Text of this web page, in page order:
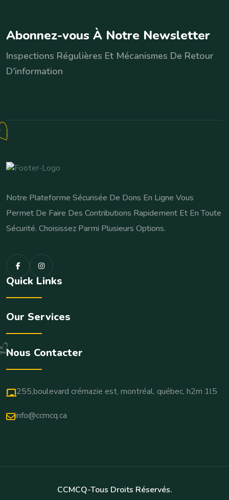
Abonnez-vous À Notre Newsletter
Inspections Régulières Et Mécanismes De Retour
D'information
Notre Plateforme Sécurisée De Dons En Ligne Vous
Permet De Faire Des Contributions Rapidement Et En Toute
Sécurité. Choisissez Parmi Plusieurs Options.
Quick Links
Our Services
Nous Contacter
255,boulevard crémazie est, montréal, québec, h2m 1l5
info@ccmcq.ca
CCMCQ-Tous Droits Réservés.